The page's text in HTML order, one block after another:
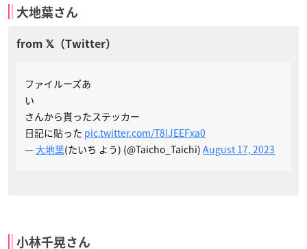
大地葉さん
ファイルーズあ
い
さんから貰ったステッカー
日記に貼った pic.twitter.com/T8IJEEFxa0
— 大地葉(たいち よう) (@Taicho_Taichi) August 17, 2023
小林千晃さん